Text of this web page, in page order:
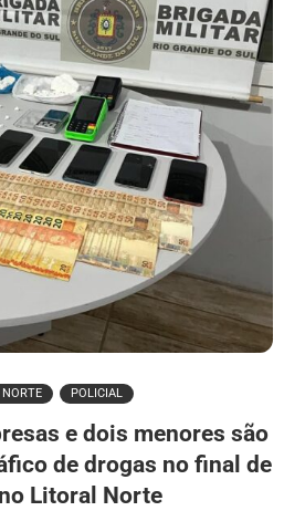
POLICIAL
e dois menores são
de drogas no final de
Litoral Norte